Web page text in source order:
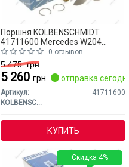
Поршня KOLBENSCHMIDT
41711600 Mercedes W204
(CLASS-C)
0 отзывов
5 475грн.
5 260 грн. отправка
Артикул:
41711600
KOLBENSCHMIDT
КУПИТЬ
Скидка 4%